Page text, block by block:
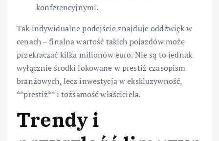
konferencyjnymi.
Tak indywidualne podejście znajduje oddźwięk w
cenach – finalna wartość takich pojazdów może
przekraczać kilka milionów euro. Nie są to jednak
wyłącznie środki lokowane w prestiż czasopism
branżowych, lecz inwestycja w ekskluzywność,
**prestiż** i tożsamość właściciela.
Trendy i